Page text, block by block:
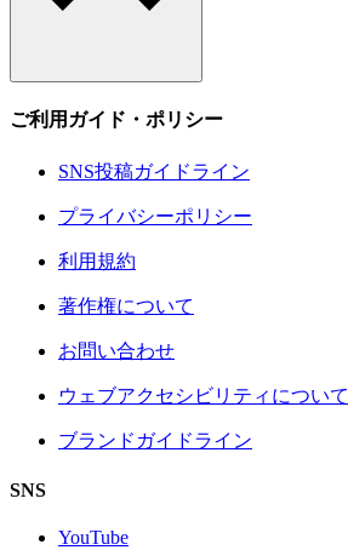
ご利用ガイド・ポリシー
SNS投稿ガイドライン
プライバシーポリシー
利用規約
著作権について
お問い合わせ
ウェブアクセシビリティについて
ブランドガイドライン
SNS
YouTube